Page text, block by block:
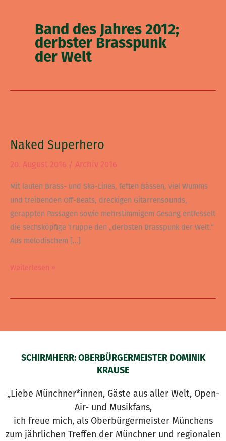
Band des Jahres 2012;
derbster Brasspunk
der Welt
Naked Superhero
20. August 2016 / Archiv 2016
Mit lauten Brass- und Ska-Lines, fetten Bässen, viel Wumms
und treibenden Off-Beats, dreckigen Gitarrensounds,
gerappten Passagen sowie mehrstimmigem Gesang entfesselt
die sechsköpfige Truppe den „derbsten Brasspunk der Welt.“
Aus melodischem […]
Weiterlesen »
SCHIRMHERR: OBERBÜRGERMEISTER DOMINIK
KRAUSE
„Liebe Münchner*innen, Gäste aus aller Welt, Open-
Air- und Musikfans,
ich freue mich, als Oberbürgermeister Münchens
zum jährlichen Treffen der Münchner und regionalen